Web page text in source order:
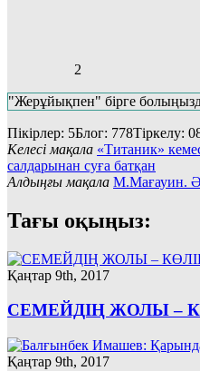
2
"Жерұйықпен" бірге
Пікірлер: 5Блог: 778Тіркелу:
Келесі мақала «Титаник»
салдарынан суға батқан
Алдыңғы мақала М.Мағауин.
Тағы оқыңыз:
Қаңтар 9th, 2017
СЕМЕЙДІҢ ЖОЛЫ –
Қаңтар 9th, 2017